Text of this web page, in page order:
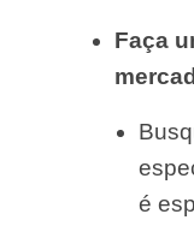
Faça
é